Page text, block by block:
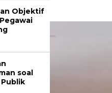
Objektif
soal